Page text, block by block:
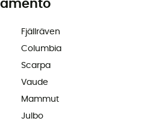
Fjällräven
Columbia
Scarpa
Vaude
Mammut
Julbo